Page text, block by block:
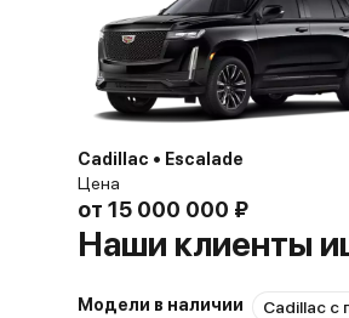
Cadillac • Escalade
Цена
от 15 000 000 ₽
Наши клиенты
Модели в наличии Cadillac с